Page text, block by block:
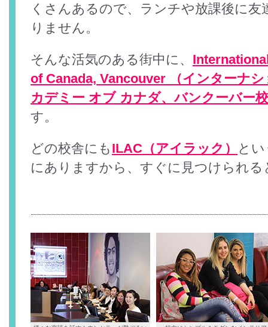
くさんあるので、ランチや放課後に
りません。
そんな活気のある街中に、
of Canada, Vancouver （インターナ
カデミー オブ カナダ、バンクーバー
す。
どの校舎にも ILAC（アイラック）
と
にありますから、すぐに見つけられる